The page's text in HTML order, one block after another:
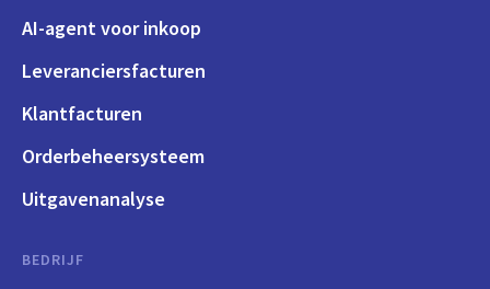
AI-agent voor inkoop
Leveranciersfacturen
Klantfacturen
Orderbeheersysteem
Uitgavenanalyse
BEDRIJF